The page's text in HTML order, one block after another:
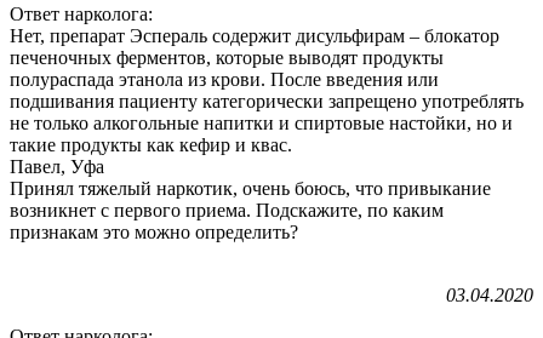
Ответ нарколога:
Нет, препарат Эспераль содержит дисульфирам – блокатор
печеночных ферментов, которые выводят продукты
полураспада этанола из крови. После введения или
подшивания пациенту категорически запрещено употреблять
не только алкогольные напитки и спиртовые настойки, но и
такие продукты как кефир и квас.
Павел, Уфа
Принял тяжелый наркотик, очень боюсь, что привыкание
возникнет с первого приема. Подскажите, по каким
признакам это можно определить?
03.04.2020